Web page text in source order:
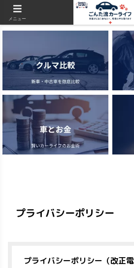
当サイトはアフィリエイト広告
プライバシーポリシー
プライバシーポリシー（改正
メニュー